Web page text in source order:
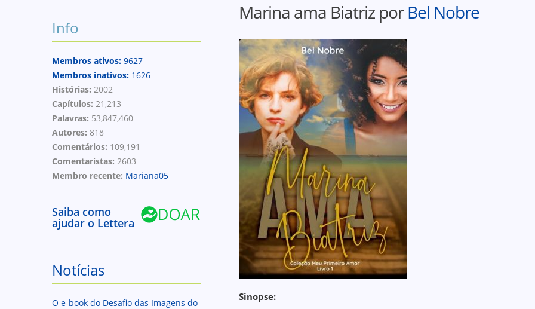
Info
Membros ativos: 9627
Membros inativos: 1626
Histórias: 2002
Capítulos: 21,213
Palavras: 53,847,460
Autores: 818
Comentários: 109,191
Comentaristas: 2603
Membro recente: Mariana05
Saiba como
ajudar o Lettera
Notícias
O e-book do Desafio das Imagens do
Marina ama Biatriz porBel Nobre
Sinopse: